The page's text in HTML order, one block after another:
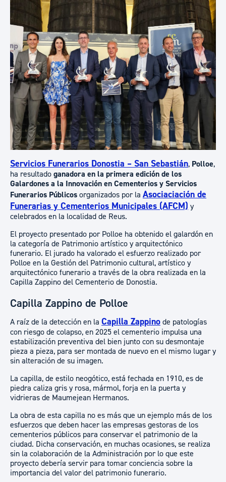
Servicios Funerarios Donostia – San Sebastián, Polloe,
ha resultado ganadora en la primera edición de los
Galardones a la Innovación en Cementerios y Servicios
Funerarios Públicos organizados por la Asociaciación de
Funerarias y Cementerios Municipales (AFCM) y
celebrados en la localidad de Reus.
El proyecto presentado por Polloe ha obtenido el galardón en
la categoría de Patrimonio artístico y arquitectónico
funerario. El jurado ha valorado el esfuerzo realizado por
Polloe en la Gestión del Patrimonio cultural, artístico y
arquitectónico funerario a través de la obra realizada en la
Capilla Zappino del Cementerio de Donostia.
Capilla Zappino de Polloe
A raíz de la detección en la Capilla Zappino de patologías
con riesgo de colapso, en 2025 el cementerio impulsa una
estabilización preventiva del bien junto con su desmontaje
pieza a pieza, para ser montada de nuevo en el mismo lugar y
sin alteración de su imagen.
La capilla, de estilo neogótico, está fechada en 1910, es de
piedra caliza gris y rosa, mármol, forja en la puerta y
vidrieras de Maumejean Hermanos.
La obra de esta capilla no es más que un ejemplo más de los
esfuerzos que deben hacer las empresas gestoras de los
cementerios públicos para conservar el patrimonio de la
ciudad. Dicha conservación, en muchas ocasiones, se realiza
sin la colaboración de la Administración por lo que este
proyecto debería servir para tomar conciencia sobre la
importancia del valor del patrimonio funerario.